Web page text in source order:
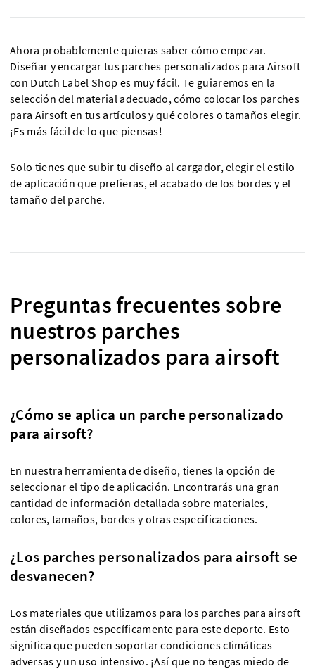
Ahora probablemente quieras saber cómo empezar.
Diseñar y encargar tus parches personalizados para Airsoft
con Dutch Label Shop es muy fácil. Te guiaremos en la
selección del material adecuado, cómo colocar los parches
para Airsoft en tus artículos y qué colores o tamaños elegir.
¡Es más fácil de lo que piensas!
Solo tienes que subir tu diseño al cargador, elegir el estilo
de aplicación que prefieras, el acabado de los bordes y el
tamaño del parche.
Preguntas frecuentes sobre
nuestros parches
personalizados para airsoft
¿Cómo se aplica un parche personalizado
para airsoft?
En nuestra herramienta de diseño, tienes la opción de
seleccionar el tipo de aplicación. Encontrarás una gran
cantidad de información detallada sobre materiales,
colores, tamaños, bordes y otras especificaciones.
¿Los parches personalizados para airsoft se
desvanecen?
Los materiales que utilizamos para los parches para airsoft
están diseñados específicamente para este deporte. Esto
significa que pueden soportar condiciones climáticas
adversas y un uso intensivo. ¡Así que no tengas miedo de